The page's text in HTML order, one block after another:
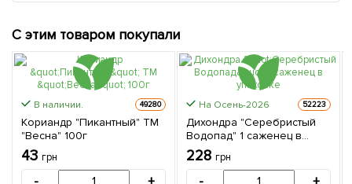
С этим товаром покупали
В наличии. 49280
Кориандр "Пикантный" ТМ
"Весна" 100г
43 грн
На Осень-2026 52223
Дихондра "Серебристый
Водопад" 1 саженец в
упаковке
228 грн